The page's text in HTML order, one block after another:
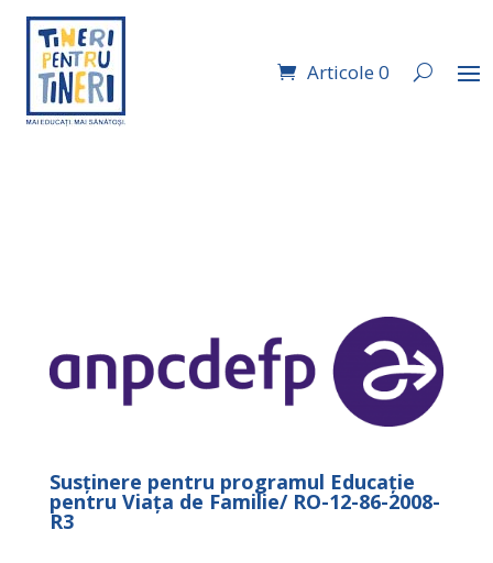
Articole 0
Susținere pentru programul Educaţie
pentru Viața de Familie/ RO-12-86-2008-
R3